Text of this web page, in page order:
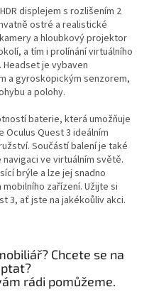
displejem s rozlišením 2
ostré a realistické
a hloubkový projektor
a tím i prolínání virtuálního
je vybaven
a gyroskopickým senzorem,
a polohy.
baterie, která umožňuje
Oculus Quest 3 ideálním
Součástí balení je také
ve virtuálním světě.
brýle a lze jej snadno
zařízení. Užijte si
3, ať jste na jakékoůliv akci.
Chcete se na
rádi pomůžeme.